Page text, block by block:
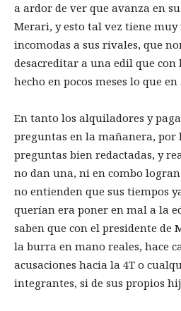
a ardor de ver que avanza en
Merari, y esto tal vez tiene muy
incomodas a sus rivales, que
desacreditar a una edil que con
hecho en pocos meses lo que
En tanto los alquiladores y
preguntas en la mañanera, por
preguntas bien redactadas, y
no dan una, ni en combo
no entienden que sus tiempos
querían era poner en mal a la
saben que con el presidente de
la burra en mano reales, hace
acusaciones hacia la 4T o
integrantes, si de sus propios